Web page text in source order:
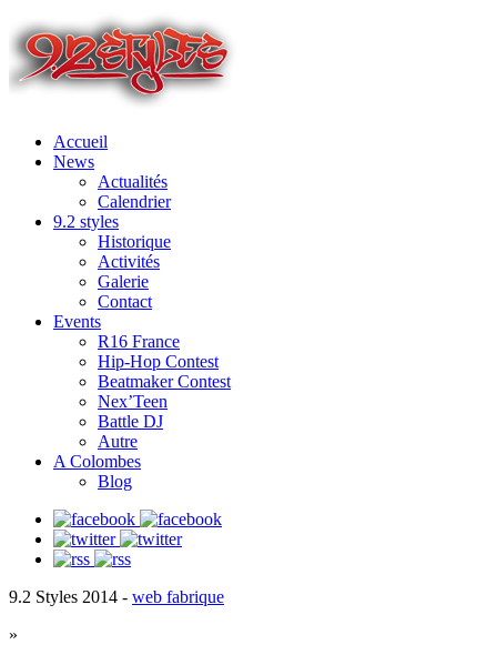
Accueil
News
Actualités
Calendrier
9.2 styles
Historique
Activités
Galerie
Contact
Events
R16 France
Hip-Hop Contest
Beatmaker Contest
Nex’Teen
Battle DJ
Autre
A Colombes
Blog
9.2 Styles 2014 - web fabrique
»